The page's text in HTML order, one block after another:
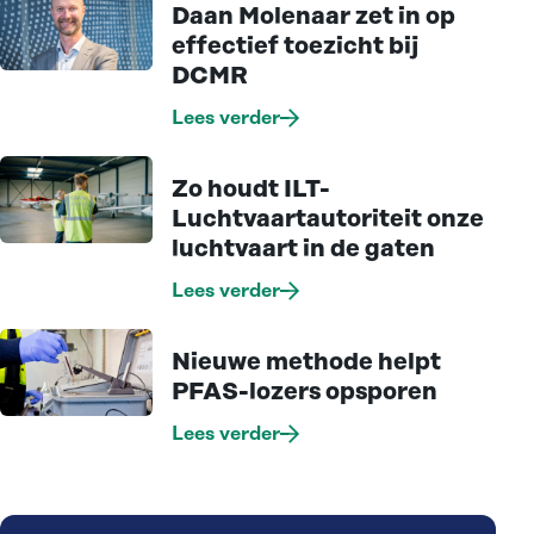
Daan Molenaar zet in op
effectief toezicht bij
DCMR
Lees verder
Zo houdt ILT-
Luchtvaartautoriteit onze
luchtvaart in de gaten
Lees verder
Nieuwe methode helpt
PFAS-lozers opsporen
Lees verder